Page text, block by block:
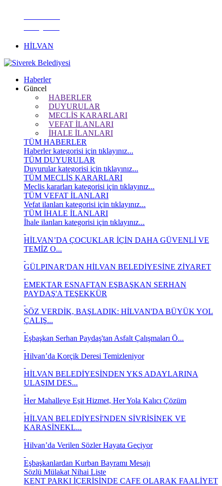
HİLVAN
Haberler
Güncel
HABERLER
DUYURULAR
MECLİS KARARLARI
VEFAT İLANLARI
İHALE İLANLARI
TÜM HABERLER
Haberler kategorisi için tıklayınız...
TÜM DUYURULAR
Duyurular kategorisi için tıklayınız...
TÜM MECLİS KARARLARI
Meclis kararları kategorisi için tıklayınız...
TÜM VEFAT İLANLARI
Vefat ilanları kategorisi için tıklayınız...
TÜM İHALE İLANLARI
İhale ilanları kategorisi için tıklayınız...
HİLVAN’DA ÇOCUKLAR İÇİN DAHA GÜVENLİ VE
TEMİZ O...
GÜLPINAR'DAN HİLVAN BELEDİYESİNE ZİYARET
EMEKTAR ESNAFTAN EŞBAŞKAN SERHAN
PAYDAŞ'A TEŞEKKÜR
SÖZ VERDİK, BAŞLADIK: HİLVAN'DA BÜYÜK YOL
ÇALIŞ...
Eşbaşkan Serhan Paydaş'tan Asfalt Çalışmaları Ö...
Hilvan’da Korçik Deresi Temizleniyor
HİLVAN BELEDİYESİNDEN YKS ADAYLARINA
ULAŞIM DES...
Her Mahalleye Eşit Hizmet, Her Yola Kalıcı Çözüm
HİLVAN BELEDİYESİ'NDEN SİVRİSİNEK VE
KARASİNEKL...
Hilvan’da Verilen Sözler Hayata Geçiyor
Eşbaşkanlardan Kurban Bayramı Mesajı
Sözlü Mülakat Nihai Liste
KENT PARKI İÇERİSİNDE CAFE OLARAK FAALİYET